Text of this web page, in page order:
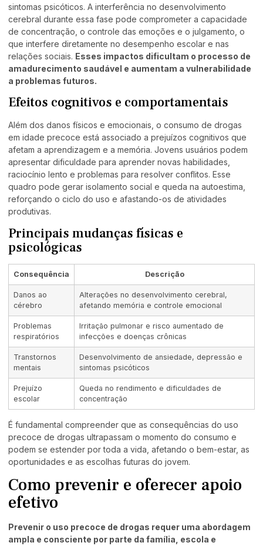
sintomas psicóticos. A interferência no desenvolvimento
cerebral durante essa fase pode comprometer a capacidade
de concentração, o controle das emoções e o julgamento, o
que interfere diretamente no desempenho escolar e nas
relações sociais. Esses impactos dificultam o processo de
amadurecimento saudável e aumentam a vulnerabilidade
a problemas futuros.
Efeitos cognitivos e comportamentais
Além dos danos físicos e emocionais, o consumo de drogas
em idade precoce está associado a prejuízos cognitivos que
afetam a aprendizagem e a memória. Jovens usuários podem
apresentar dificuldade para aprender novas habilidades,
raciocínio lento e problemas para resolver conflitos. Esse
quadro pode gerar isolamento social e queda na autoestima,
reforçando o ciclo do uso e afastando-os de atividades
produtivas.
Principais mudanças físicas e
psicológicas
Consequência Descrição
Danos ao
cérebro
Alterações no desenvolvimento cerebral,
afetando memória e controle emocional
Problemas
respiratórios
Irritação pulmonar e risco aumentado de
infecções e doenças crônicas
Transtornos
mentais
Desenvolvimento de ansiedade, depressão e
sintomas psicóticos
Prejuízo
escolar
Queda no rendimento e dificuldades de
concentração
É fundamental compreender que as consequências do uso
precoce de drogas ultrapassam o momento do consumo e
podem se estender por toda a vida, afetando o bem-estar, as
oportunidades e as escolhas futuras do jovem.
Como prevenir e oferecer apoio
efetivo
Prevenir o uso precoce de drogas requer uma abordagem
ampla e consciente por parte da família, escola e